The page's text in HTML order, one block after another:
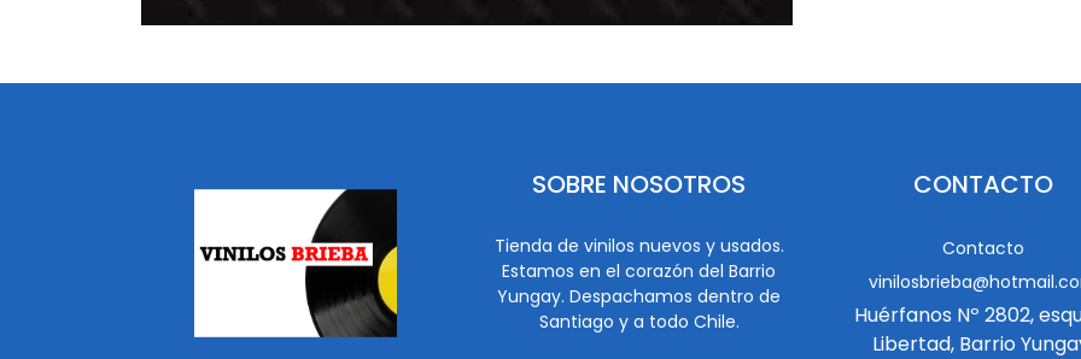
SOBRE NOSOTROS
Tienda de vinilos nuevos y usados.
Estamos en el corazón del Barrio
Yungay. Despachamos dentro de
Santiago y a todo Chile.
CONTACTO
Contacto
Huérfanos Nº 2802,
Libertad, Barrio